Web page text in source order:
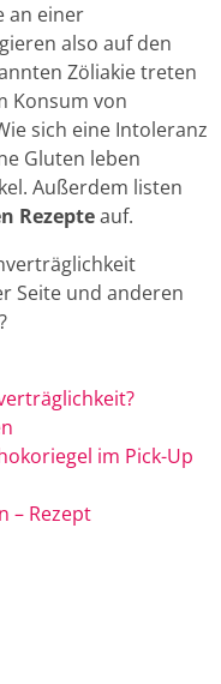
an einer
also auf den
Zöliakie treten
Konsum von
sich eine Intoleranz
Gluten leben
Außerdem listen
Rezepteauf.
Seite und anderen
im Pick-Up
– Rezept